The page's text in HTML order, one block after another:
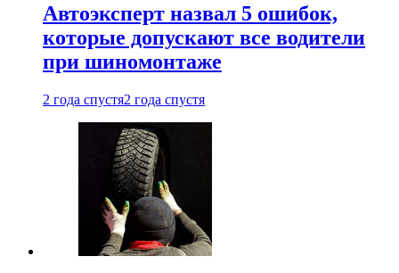
Автоэксперт назвал 5 ошибок,
которые допускают все водители
при шиномонтаже
2 года спустя2 года спустя